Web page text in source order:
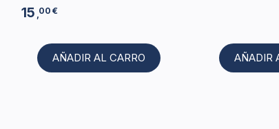
15 ,00 €
AÑADIR AL CARRO AÑADIR